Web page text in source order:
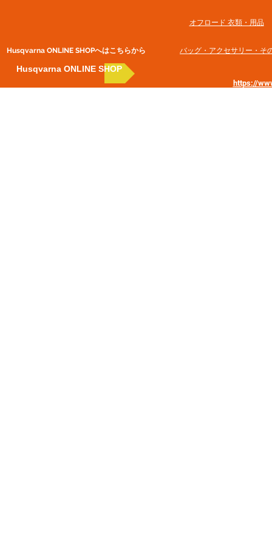
Husqvarna ONLINE SHOP​へはこちらから
Husqvarna ONLINE SHOP
オフロード 衣類・用品
バッグ・アクセサリー・そ
https://